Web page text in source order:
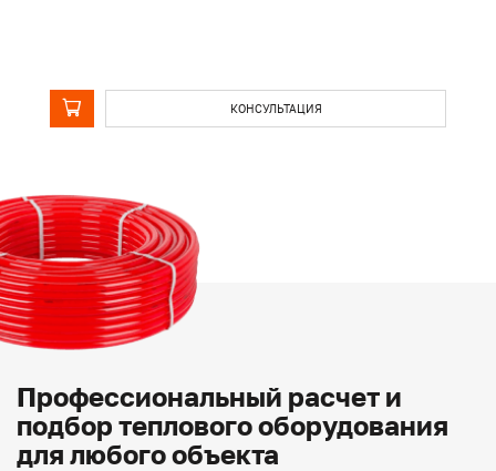
КОНСУЛЬТАЦИЯ
Профессиональный расчет и
подбор теплового оборудования
для любого объекта